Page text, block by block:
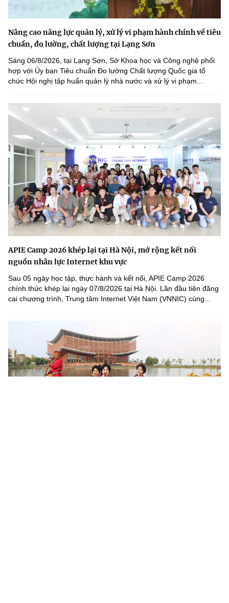
Nâng cao năng lực quản lý, xử lý vi phạm hành chính về tiêu
chuẩn, đo lường, chất lượng tại Lạng Sơn
Sáng 06/8/2026, tại Lạng Sơn, Sở Khoa học và Công nghệ phối
hợp với Ủy ban Tiêu chuẩn Đo lường Chất lượng Quốc gia tổ
chức Hội nghị tập huấn quản lý nhà nước và xử lý vi phạm...
APIE Camp 2026 khép lại tại Hà Nội, mở rộng kết nối
nguồn nhân lực Internet khu vực
Sau 05 ngày học tập, thực hành và kết nối, APIE Camp 2026
chính thức khép lại ngày 07/8/2026 tại Hà Nội. Lần đầu tiên đăng
cai chương trình, Trung tâm Internet Việt Nam (VNNIC) cùng...